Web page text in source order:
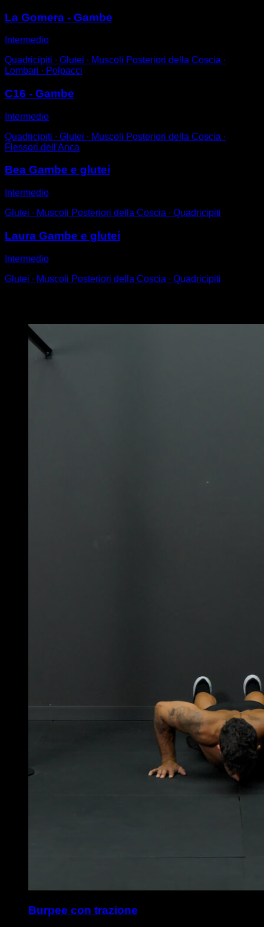
La Gomera - Gambe
Intermedio
Quadricipiti ∙ Glutei ∙ Muscoli Posteriori della Coscia ∙
Lombari ∙ Polpacci
C16 - Gambe
Intermedio
Quadricipiti ∙ Glutei ∙ Muscoli Posteriori della Coscia ∙
Flessori dell'Anca
Bea Gambe e glutei
Intermedio
Glutei ∙ Muscoli Posteriori della Coscia ∙ Quadricipiti
Laura Gambe e glutei
Intermedio
Glutei ∙ Muscoli Posteriori della Coscia ∙ Quadricipiti
Burpee con trazione